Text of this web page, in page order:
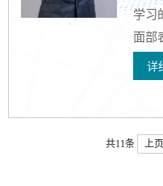
学习
面部
习详
共11条 上页